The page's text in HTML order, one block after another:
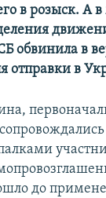
в розыск. А
обвинила в
отправки в
до